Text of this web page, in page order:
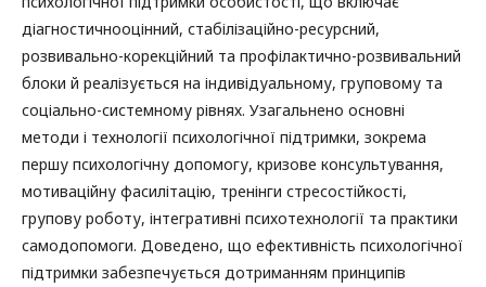
діагностичнооцінний, стабілізаційно-ресурсний,
розвивально-корекційний та профілактично-розвивальний
блоки й реалізується на індивідуальному, груповому та
соціально-системному рівнях. Узагальнено основні
методи і технології психологічної підтримки, зокрема
першу психологічну допомогу, кризове консультування,
мотиваційну фасилітацію, тренінги стресостійкості,
групову роботу, інтегративні психотехнології та практики
самодопомоги. Доведено, що ефективність психологічної
підтримки забезпечується дотриманням принципів